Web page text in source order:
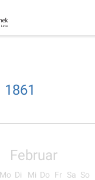
1861
Februar
Mo Di Mi Do Fr Sa So